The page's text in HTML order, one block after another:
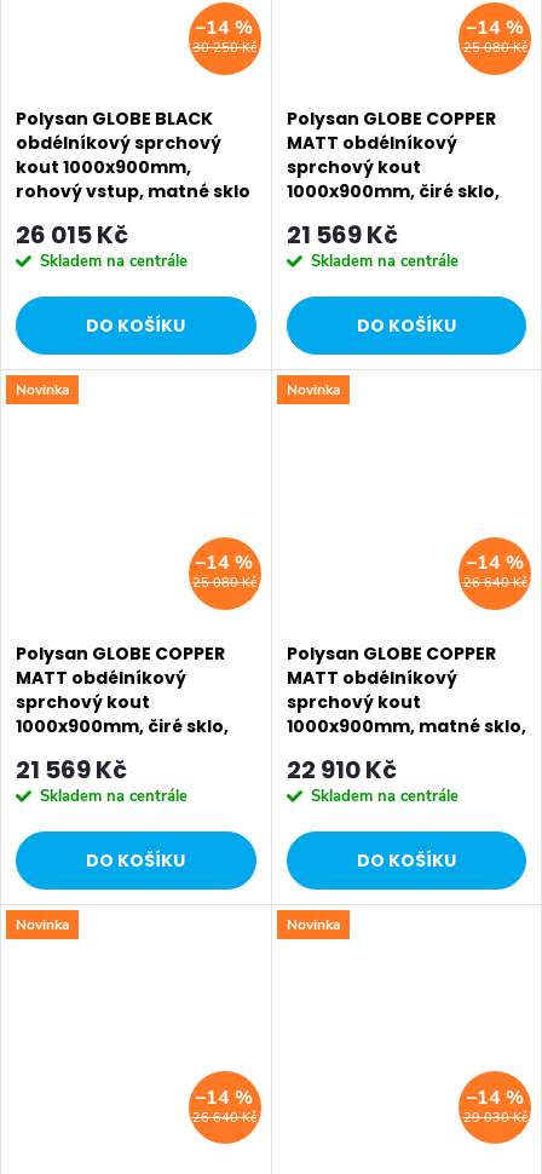
30 250 Kč
–14 %
Polysan GLOBE BLACK
obdélníkový sprchový
kout 1000x900mm,
rohový vstup, matné sklo
26 015 Kč
Skladem na centrále
DO KOŠÍKU
25 080 Kč
–14 %
Polysan GLOBE COPPER
MATT obdélníkový
sprchový kout
1000x900mm, čiré sklo,
21 569 Kč
Skladem na centrále
DO KOŠÍKU
Novinka
25 080 Kč
–14 %
Polysan GLOBE COPPER
MATT obdélníkový
sprchový kout
1000x900mm, čiré sklo,
21 569 Kč
Skladem na centrále
DO KOŠÍKU
Novinka
26 640 Kč
–14 %
Polysan GLOBE COPPER
MATT obdélníkový
sprchový kout
1000x900mm, matné sklo,
22 910 Kč
Skladem na centrále
DO KOŠÍKU
Novinka
26 640 Kč
–14 %
Novinka
29 030 Kč
–14 %